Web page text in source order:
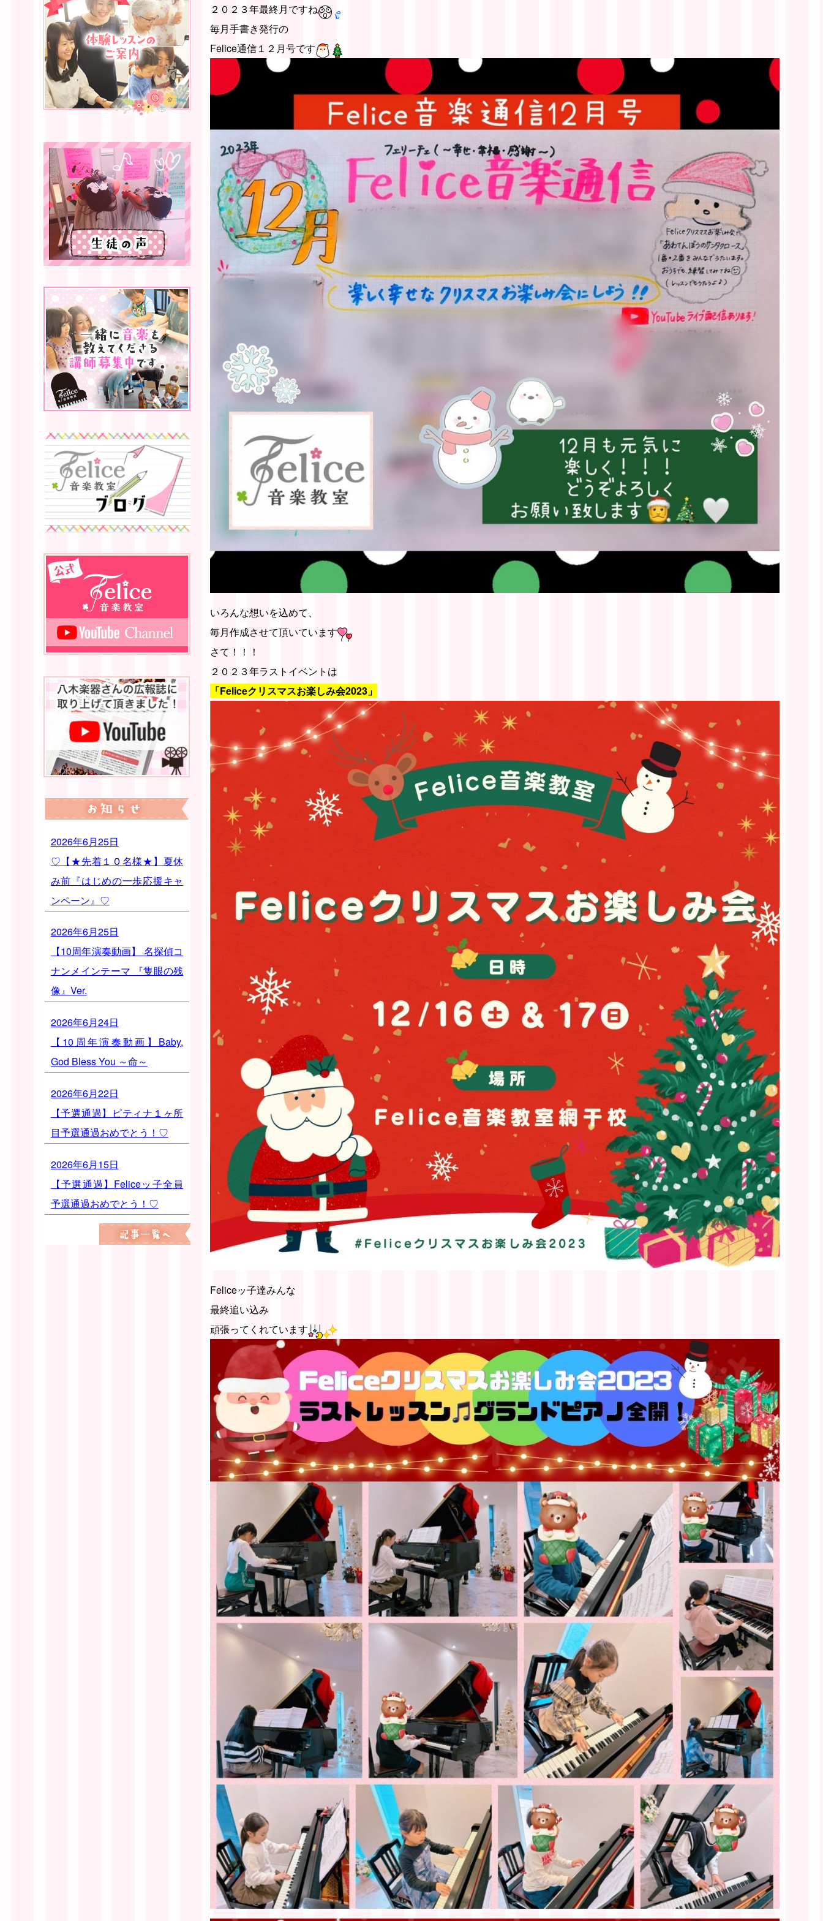
２０２３年最終月ですね
毎月手書き発行の
Felice通信１２月号です
いろんな想いを込めて、
毎月作成させて頂いています
さて！！！
２０２３年ラストイベントは
「Feliceクリスマスお楽しみ会2023」
Feliceッ子達みんな
最終追い込み
頑張ってくれています
2026年6月25日
♡【★先着１０名様★】夏休
み前『はじめの一歩応援キャ
ンペーン』♡
2026年6月25日
【10周年演奏動画】 名探偵コ
ナンメインテーマ 『隻眼の残
像』Ver.
2026年6月24日
【10周年演奏動画】Baby,
God Bless You ～命～
2026年6月22日
【予選通過】ピティナ１ヶ所
目予選通過おめでとう！♡
2026年6月15日
【予選通過】Feliceッ子全員
予選通過おめでとう！♡